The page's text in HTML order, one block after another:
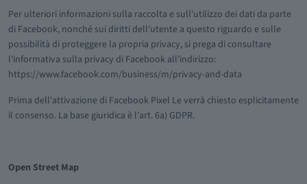
Per ulteriori informazioni sulla raccolta e sull'utilizzo dei dati da parte
di Facebook, nonché sui diritti dell'utente a questo riguardo e sulle
possibilità di proteggere la propria privacy, si prega di consultare
l'informativa sulla privacy di Facebook all'indirizzo:
https://www.facebook.com/business/m/privacy-and-data
Prima dell'attivazione di Facebook Pixel Le verrà chiesto esplicitamente
il consenso. La base giuridica è l'art. 6a) GDPR.
Open Street Map